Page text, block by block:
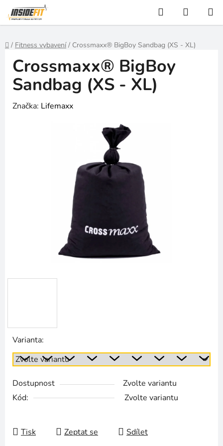
Přejít
na
obsah
Hledat
KOŠÍK
Domů
/ Fitness vybavení / Crossmaxx® BigBoy Sandbag (XS - XL)
Varianta:
Dostupnost
Zvolte variantu
Kód:
Zvolte variantu
Tisk Zeptat se Sdílet
Crossmaxx® BigBoy
Sandbag (XS - XL)
Značka: Lifemaxx